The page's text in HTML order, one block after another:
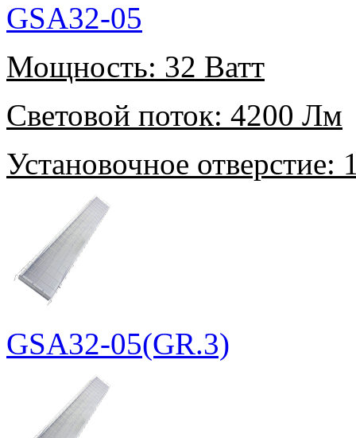
GSA32-05
Мощность: 32 Ватт
Световой поток: 4200 Лм
Установочное отверстие:
GSA32-05(GR.3)